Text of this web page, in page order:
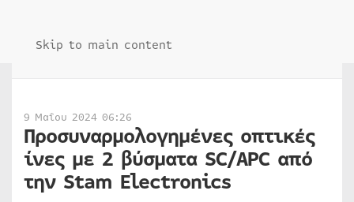
Skip to main content
9 Μαΐου 2024 06:26
Προσυναρμολογημένες οπτικές
ίνες με 2 βύσματα SC/APC από
την Stam Electronics